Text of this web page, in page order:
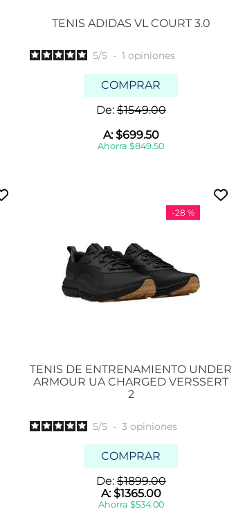
TENIS ADIDAS VL COURT 3.0
5/5 - 1 opiniones
COMPRAR
De:$1549.00
A:$699.50
Ahorra$849.50
-28 %
TENIS DE ENTRENAMIENTO UNDER
ARMOUR UA CHARGED VERSSERT
2
5/5 - 3 opiniones
COMPRAR
De:$1899.00
A:$1365.00
Ahorra $534.00